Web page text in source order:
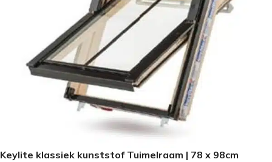
Keylite klassiek kunststof Tuimelraam | 78 x 98cm